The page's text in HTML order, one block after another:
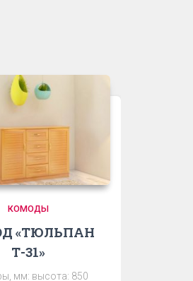
КОМОДЫ
«ТЮЛЬПАН
Т-31»
мм: высота: 850